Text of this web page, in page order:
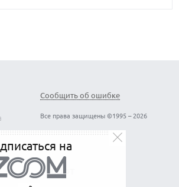
Сообщить об ошибке
Все права защищены ©1995 – 2026
СОФТ
на